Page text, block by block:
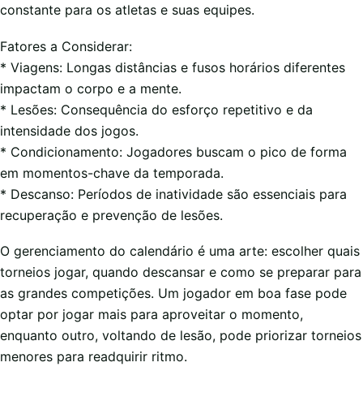
constante para os atletas e suas equipes.
Fatores a Considerar:
* Viagens: Longas distâncias e fusos horários diferentes
impactam o corpo e a mente.
* Lesões: Consequência do esforço repetitivo e da
intensidade dos jogos.
* Condicionamento: Jogadores buscam o pico de forma
em momentos-chave da temporada.
* Descanso: Períodos de inatividade são essenciais para
recuperação e prevenção de lesões.
O gerenciamento do calendário é uma arte: escolher quais
torneios jogar, quando descansar e como se preparar para
as grandes competições. Um jogador em boa fase pode
optar por jogar mais para aproveitar o momento,
enquanto outro, voltando de lesão, pode priorizar torneios
menores para readquirir ritmo.